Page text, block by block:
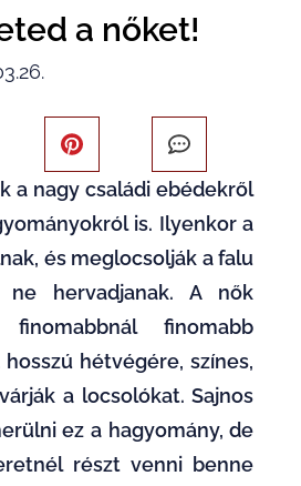
a nőket!
a nagy családi ebédekről
is. Ilyenkor a
és meglocsolják a falu
hervadjanak. A nők
finomabb
hétvégére, színes,
a locsolókat. Sajnos
ez a hagyomány, de
részt venni benne